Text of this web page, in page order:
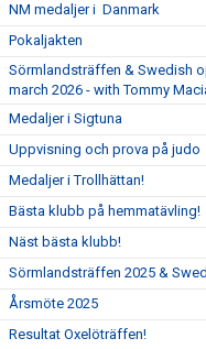
NM medaljer i Danmark
Pokaljakten
Sörmlandsträffen & Swedish
march 2026 - with Tommy
Medaljer i Sigtuna
Uppvisning och prova på judo
Medaljer i Trollhättan!
Bästa klubb på hemmatävling!
Näst bästa klubb!
Sörmlandsträffen 2025 &
Årsmöte 2025
Resultat Oxelöträffen!